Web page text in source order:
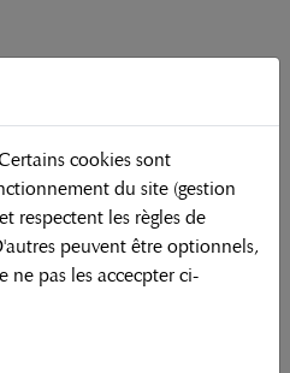
cookies sont
du site (gestion
respectent les règles de
peuvent être optionnels,
ne pas les accecpter ci-